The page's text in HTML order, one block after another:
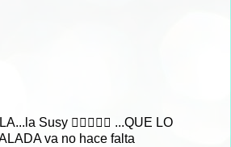
Susy ❤️‍🔥👠💸💄 ...QUE LO
va no hace falta